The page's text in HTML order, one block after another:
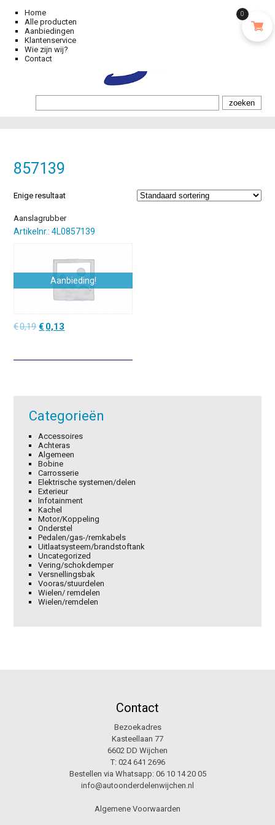
Home
Alle producten
Aanbiedingen
Klantenservice
Wie zijn wij?
Contact
857139
Enige resultaat
Aanslagrubber
Artikelnr.: 4L0857139
Aanbieding!
€0,19Oorspronkelijke
€0,19.
€ 0,13
€0,13.
Categorieën
Accessoires
Achteras
Algemeen
Bobine
Carrosserie
Elektrische systemen/delen
Exterieur
Infotainment
Kachel
Motor/Koppeling
Onderstel
Pedalen/gas-/remkabels
Uitlaatsysteem/brandstoftank
Uncategorized
Vering/schokdemper
Versnellingsbak
Vooras/stuurdelen
Wielen/ remdelen
Wielen/remdelen
Contact
Bezoekadres
Kasteellaan 77
6602 DD Wijchen
T: 024 641 2696
Bestellen via Whatsapp: 06 10 14 20 05
info@autoonderdelenwijchen.nl
Algemene Voorwaarden
0